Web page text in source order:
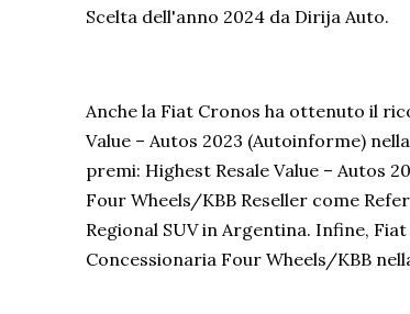
Scelta dell'anno 2024 da Dirija Auto.
Anche la Fiat Cronos ha ottenuto il
Value – Autos 2023 (Autoinforme)
premi: Highest Resale Value – Autos
Four Wheels/KBB Reseller come
Regional SUV in Argentina. Infine,
Concessionaria Four Wheels/KBB